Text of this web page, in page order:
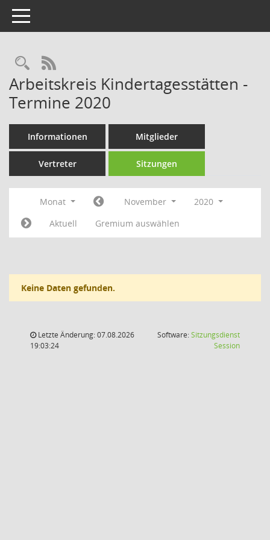
Toggle navigation
Rechercheauswahl
RSS-Feed
Arbeitskreis Kindertagesstätten -
Termine 2020
Informationen Mitglieder
Vertreter Sitzungen
Monat November
2020
Aktuell
Gremium auswählen
Keine Daten gefunden.
Letzte Änderung: 07.08.2026
19:03:24
Software:Sitzungsdienst
Session(Wird in